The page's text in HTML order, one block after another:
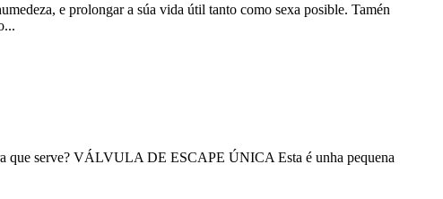
e prolongar a súa vida útil tanto como sexa posible. Tamén
que serve? VÁLVULA DE ESCAPE ÚNICA Esta é unha pequena